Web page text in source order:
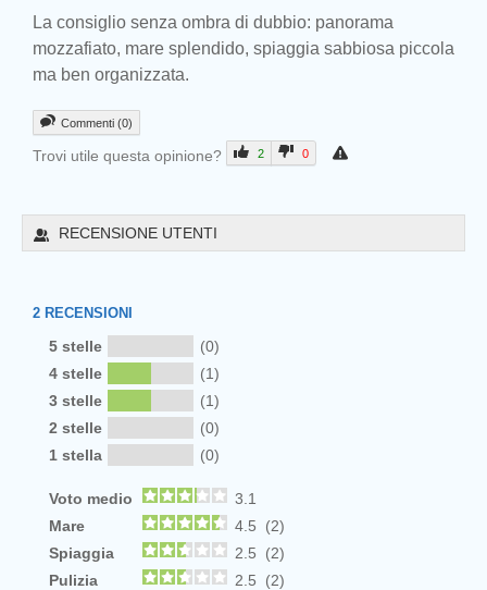
La consiglio senza ombra di dubbio: panorama
mozzafiato, mare splendido, spiaggia sabbiosa piccola
ma ben organizzata.
Commenti (0)
Trovi utile questa opinione? 2 0
RECENSIONE UTENTI
2 RECENSIONI
5 stelle
(0)
4 stelle
(1)
3 stelle
(1)
2 stelle
(0)
1 stella
(0)
Voto medio
3.1
Mare
4.5 (2)
Spiaggia
2.5 (2)
Pulizia
2.5 (2)